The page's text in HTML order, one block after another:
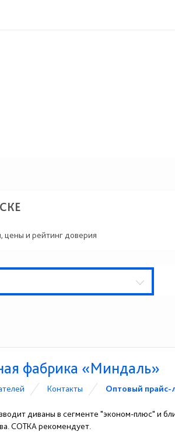
цены и рейтинг доверия
фабрика «Миндаль»
Контакты Оптовый прайс-
диваны в сегменте "эконом-плюс" и
СОТКА рекомендует.